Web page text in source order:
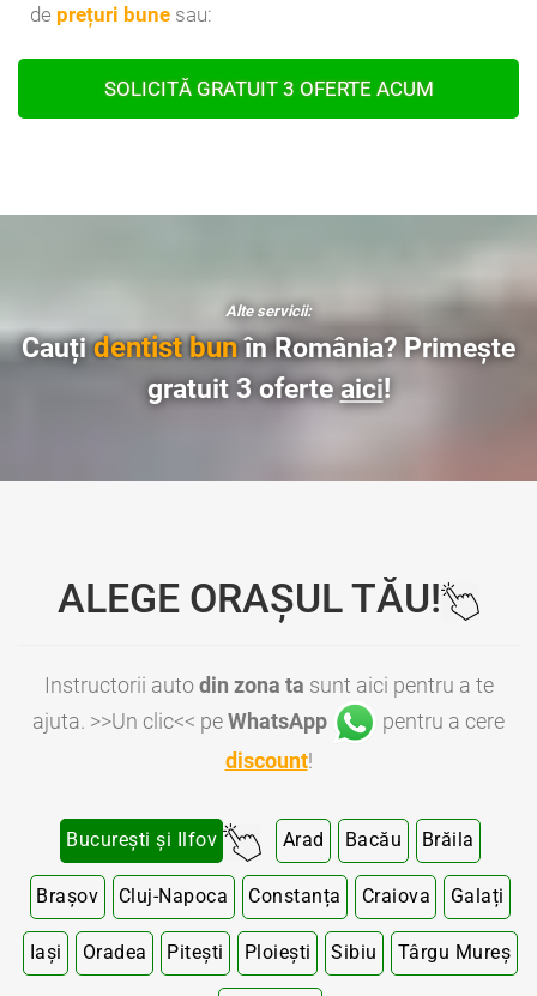
de prețuri bune sau:
SOLICITĂ GRATUIT 3 OFERTE ACUM
Alte servicii:
Cauțidentist bunîn România? Primește
gratuit 3 oferteaici!
ALEGE ORAȘUL TĂU!
Instructorii autodin zona ta sunt aici pentru a te
ajuta. >>Un clic<< peWhatsApp
pentru a cere
discount!
București și Ilfov Arad Bacău Brăila
Brașov Cluj-Napoca Constanța Craiova Galați
Iași Oradea Pitești Ploiești Sibiu Târgu Mureș